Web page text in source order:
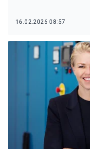
16.02.2026 08:57